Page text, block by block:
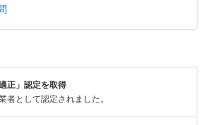
正」認定を取得
者として認定されました。